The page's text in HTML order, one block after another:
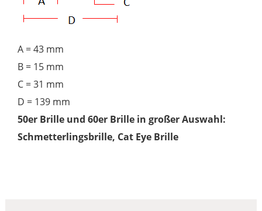
A = 43 mm
B = 15 mm
C = 31 mm
D = 139 mm
50er Brille und 60er Brille in großer Auswahl:
Schmetterlingsbrille, Cat Eye Brille